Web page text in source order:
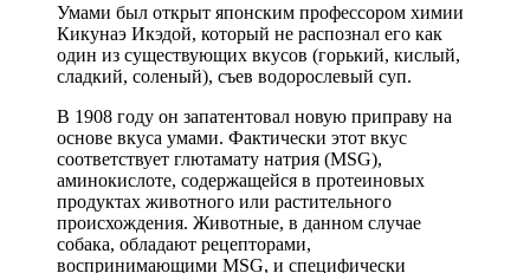
Умами был открыт японским профессором химии
Кикунаэ Икэдой, который не распознал его как
один из существующих вкусов (горький, кислый,
сладкий, соленый), съев водорослевый суп.
В 1908 году он запатентовал новую приправу на
основе вкуса умами. Фактически этот вкус
соответствует глютамату натрия (MSG),
аминокислоте, содержащейся в протеиновых
продуктах животного или растительного
происхождения. Животные, в данном случае
собака, обладают рецепторами,
воспринимающими MSG, и специфически